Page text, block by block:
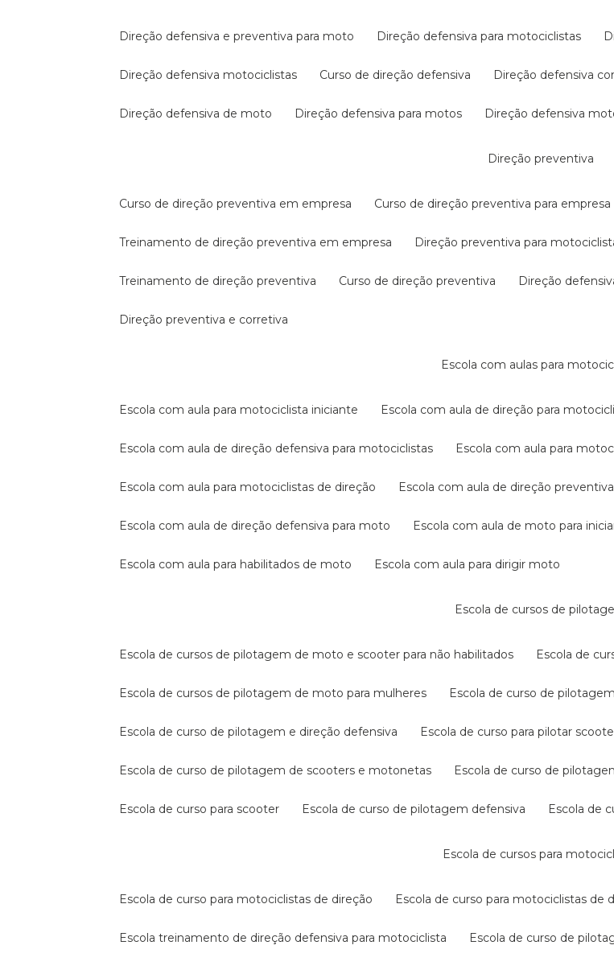
direção defensiva e preventiva para moto direção defensiva para motociclistas
direção defensiva motociclistas curso de direção defensiva direção defensiva
direção defensiva de moto direção defensiva para motos direção defensiva
direção preventiva
curso de direção preventiva em empresa curso de direção preventiva para empresa
treinamento de direção preventiva em empresa direção preventiva para
treinamento de direção preventiva curso de direção preventiva direção
direção preventiva e corretiva
escola com aulas para
escola com aula para motociclista iniciante escola com aula de direção para
escola com aula de direção defensiva para motociclistas escola com aula para
escola com aula para motociclistas de direção escola com aula de direção
escola com aula de direção defensiva para moto escola com aula de moto para
escola com aula para habilitados de moto escola com aula para dirigir moto
escola de cursos de
escola de cursos de pilotagem de moto e scooter para não habilitados escola de
escola de cursos de pilotagem de moto para mulheres escola de curso de
escola de curso de pilotagem e direção defensiva escola de curso para pilotar
escola de curso de pilotagem de scooters e motonetas escola de curso de
escola de curso para scooter escola de curso de pilotagem defensiva escola de
escola de cursos para
escola de curso para motociclistas de direção escola de curso para motociclistas de
escola treinamento de direção defensiva para motociclista escola de curso de